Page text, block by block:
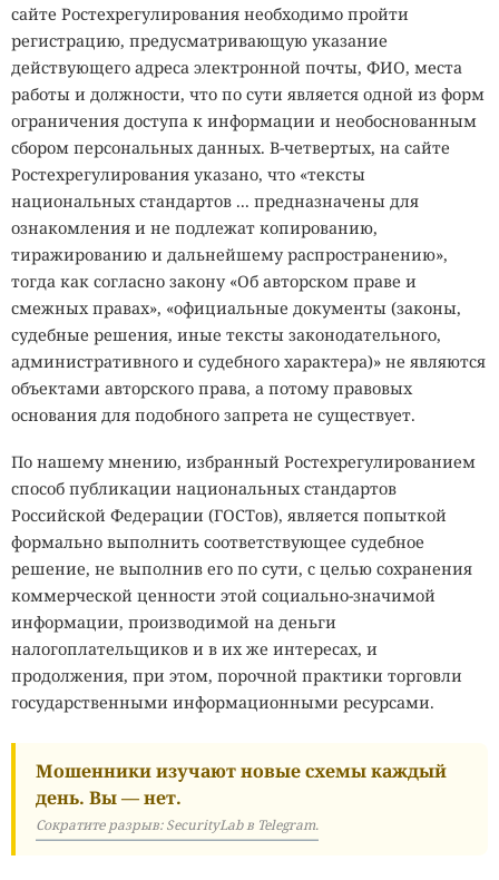
сайте Ростехрегулирования необходимо пройти
регистрацию, предусматривающую указание
действующего адреса электронной почты, ФИО, места
работы и должности, что по сути является одной из форм
ограничения доступа к информации и необоснованным
сбором персональных данных. В-четвертых, на сайте
Ростехрегулирования указано, что «тексты
национальных стандартов ... предназначены для
ознакомления и не подлежат копированию,
тиражированию и дальнейшему распространению»,
тогда как согласно закону «Об авторском праве и
смежных правах», «официальные документы (законы,
судебные решения, иные тексты законодательного,
административного и судебного характера)» не являются
объектами авторского права, а потому правовых
основания для подобного запрета не существует.
По нашему мнению, избранный Ростехрегулированием
способ публикации национальных стандартов
Российской Федерации (ГОСТов), является попыткой
формально выполнить соответствующее судебное
решение, не выполнив его по сути, с целью сохранения
коммерческой ценности этой социально-значимой
информации, производимой на деньги
налогоплательщиков и в их же интересах, и
продолжения, при этом, порочной практики торговли
государственными информационными ресурсами.
Мошенники изучают новые схемы каждый
день. Вы — нет.
Сократите разрыв: SecurityLab в Telegram.